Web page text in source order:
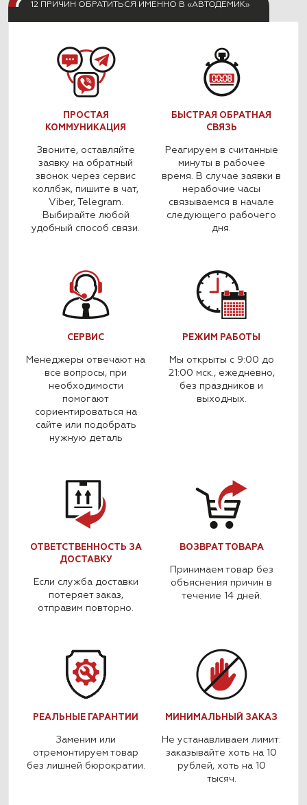
12 ПРИЧИН ОБРАТИТЬСЯ ИМЕННО В «АВТОДЕМИК»
ПРОСТАЯ
КОММУНИКАЦИЯ
Звоните, оставляйте
заявку на обратный
звонок через сервис
коллбэк, пишите в чат,
Viber, Telegram.
Выбирайте любой
удобный способ связи.
БЫСТРАЯ ОБРАТНАЯ
СВЯЗЬ
Реагируем в считанные
минуты в рабочее
время. В случае заявки в
нерабочие часы
связываемся в начале
следующего рабочего
дня.
СЕРВИС
Менеджеры отвечают на
все вопросы, при
необходимости
помогают
сориентироваться на
сайте или подобрать
нужную деталь
РЕЖИМ РАБОТЫ
Мы открыты с 9:00 до
21:00 мск., ежедневно,
без праздников и
выходных.
ОТВЕТСТВЕННОСТЬ ЗА
ДОСТАВКУ
Если служба доставки
потеряет заказ,
отправим повторно.
ВОЗВРАТ ТОВАРА
Принимаем товар без
объяснения причин в
течение 14 дней.
РЕАЛЬНЫЕ ГАРАНТИИ
Заменим или
отремонтируем товар
без лишней бюрократии.
МИНИМАЛЬНЫЙ ЗАКАЗ
Не устанавливаем лимит:
заказывайте хоть на 10
рублей, хоть на 10
тысяч.